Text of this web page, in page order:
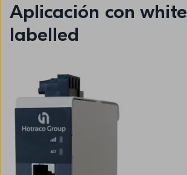
Aplicación con white
labelled